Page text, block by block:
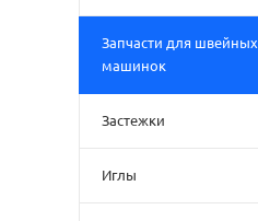
Запчасти для швейных
машинок
Застежки
Иглы